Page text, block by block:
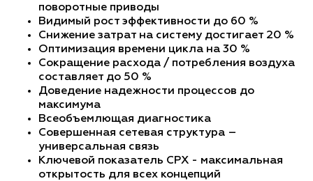
поворотные приводы
Видимый рост эффективности до 60 %
Снижение затрат на систему достигает 20 %
Оптимизация времени цикла на 30 %
Сокращение расхода / потребления воздуха
составляет до 50 %
Доведение надежности процессов до
максимума
Всеобъемлющая диагностика
Совершенная сетевая структура –
универсальная связь
Ключевой показатель CPX - максимальная
открытость для всех концепций